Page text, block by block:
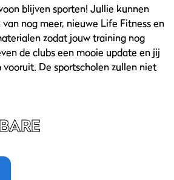
Alle groepslessen
ProFit Gym
blijven sporten! Jullie kunnen
nog meer, nieuwe Life Fitness en
zodat jouw training nog
de clubs een mooie update en jij
vooruit. De sportscholen zullen niet